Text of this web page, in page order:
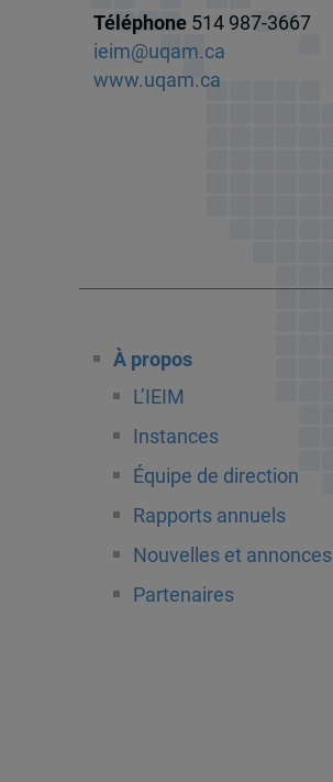
Téléphone 514 987-3667
ieim@uqam.ca
www.uqam.ca
À propos
L’IEIM
Instances
Équipe de direction
Rapports annuels
Nouvelles et annonces
Partenaires